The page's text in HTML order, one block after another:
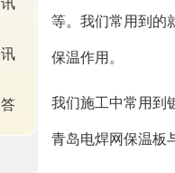
等。我们常用到的
保温作用。
我们施工中常用到
青岛电焊网保温板